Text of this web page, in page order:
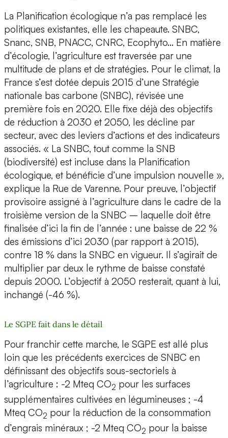
La Planification écologique n’a pas remplacé les
politiques existantes, elle les chapeaute. SNBC,
Snanc, SNB, PNACC, CNRC, Ecophyto… En matière
d’écologie, l’agriculture est traversée par une
multitude de plans et de stratégies. Pour le climat, la
France s’est dotée depuis 2015 d’une Stratégie
nationale bas carbone (SNBC), révisée une
première fois en 2020. Elle fixe déjà des objectifs
de réduction à 2030 et 2050, les décline par
secteur, avec des leviers d’actions et des indicateurs
associés. « La SNBC, tout comme la SNB
(biodiversité) est incluse dans la Planification
écologique, et bénéficie d’une impulsion nouvelle »,
explique la Rue de Varenne. Pour preuve, l’objectif
provisoire assigné à l’agriculture dans le cadre de la
troisième version de la SNBC – laquelle doit être
finalisée d’ici la fin de l’année : une baisse de 22 %
des émissions d’ici 2030 (par rapport à 2015),
contre 18 % dans la SNBC en vigueur. Il s’agirait de
multiplier par deux le rythme de baisse constaté
depuis 2000. L’objectif à 2050 resterait, quant à lui,
inchangé (-46 %).
Le SGPE fait dans le détail
Pour franchir cette marche, le SGPE est allé plus
loin que les précédents exercices de SNBC en
définissant des objectifs sous-sectoriels à
l’agriculture : -2 Mteq CO2 pour les surfaces
supplémentaires cultivées en légumineuses ; -4
Mteq CO2 pour la réduction de la consommation
d’engrais minéraux ; -2 Mteq CO2 pour la baisse